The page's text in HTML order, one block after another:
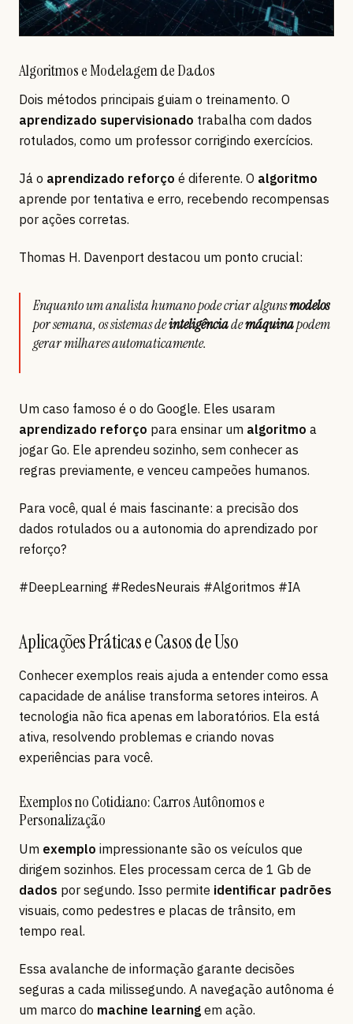
Algoritmos e Modelagem de Dados
Dois métodos principais guiam o treinamento. O
aprendizado supervisionado trabalha com dados
rotulados, como um professor corrigindo exercícios.
Já o aprendizado reforço é diferente. O algoritmo
aprende por tentativa e erro, recebendo recompensas
por ações corretas.
Thomas H. Davenport destacou um ponto crucial:
Enquanto um analista humano pode criar algunsmodelos
por semana, os sistemas deinteligênciademáquinapodem
gerar milhares automaticamente.
Um caso famoso é o do Google. Eles usaram
aprendizado reforço para ensinar um algoritmo a
jogar Go. Ele aprendeu sozinho, sem conhecer as
regras previamente, e venceu campeões humanos.
Para você, qual é mais fascinante: a precisão dos
dados rotulados ou a autonomia do aprendizado por
reforço?
#DeepLearning #RedesNeurais #Algoritmos #IA
Aplicações Práticas e Casos de Uso
Conhecer exemplos reais ajuda a entender como essa
capacidade de análise transforma setores inteiros. A
tecnologia não fica apenas em laboratórios. Ela está
ativa, resolvendo problemas e criando novas
experiências para você.
Exemplos no Cotidiano: Carros Autônomos e
Personalização
Um exemplo impressionante são os veículos que
dirigem sozinhos. Eles processam cerca de 1 Gb de
dados por segundo. Isso permite identificar padrões
visuais, como pedestres e placas de trânsito, em
tempo real.
Essa avalanche de informação garante decisões
seguras a cada milissegundo. A navegação autônoma é
um marco do machine learning em ação.